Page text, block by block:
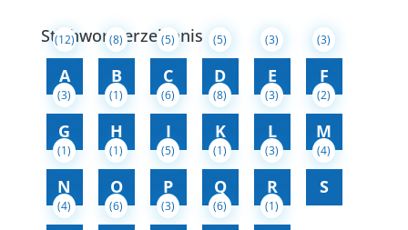
Stichwortverzeichnis
A
(12)
B
(8)
C
(5)
D
(5)
E
(3)
F
(3)
G
(3)
H
(1)
I
(6)
K
(8)
L
(3)
M
(2)
N
(1)
O
(1)
P
(5)
Q
(1)
R
(3)
S
(4)
(4) (6) (3) (6) (1)